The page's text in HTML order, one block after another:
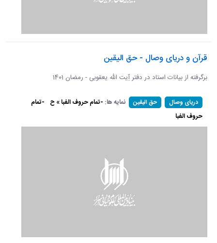
قرآن و دریای وصال - حق الیقین
برگرفته از بیانات استاد در دفتر آِیت الله یعقوبی - رمضان 1401
دریای وصال حق الیقین نمایه ها: -تمام حروف الفبا » ح -تمام
حروف الفبا